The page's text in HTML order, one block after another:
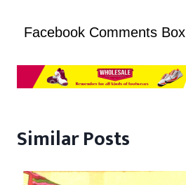
Facebook Comments Box
Similar Posts